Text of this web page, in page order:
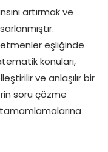
artırmak ve
eşliğinde
konuları,
ve anlaşılır bir
soru çözme
tamamlamalarına